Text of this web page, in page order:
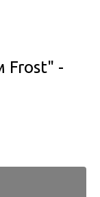
Frost" -